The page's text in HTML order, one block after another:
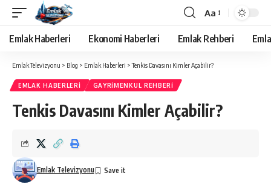
Yazı
Tipi
Boyutlandırıcı
Aa
Emlak Haberleri Ekonomi Haberleri Emlak Rehberi
Emlak Televizyonu > Blog > Emlak Haberleri >Tenkis Davasını Kimler Açabilir?
EMLAK HABERLERI GAYRIMENKUL REHBERI
Tenkis Davasını Kimler Açabilir?
Emlak Televizyonu